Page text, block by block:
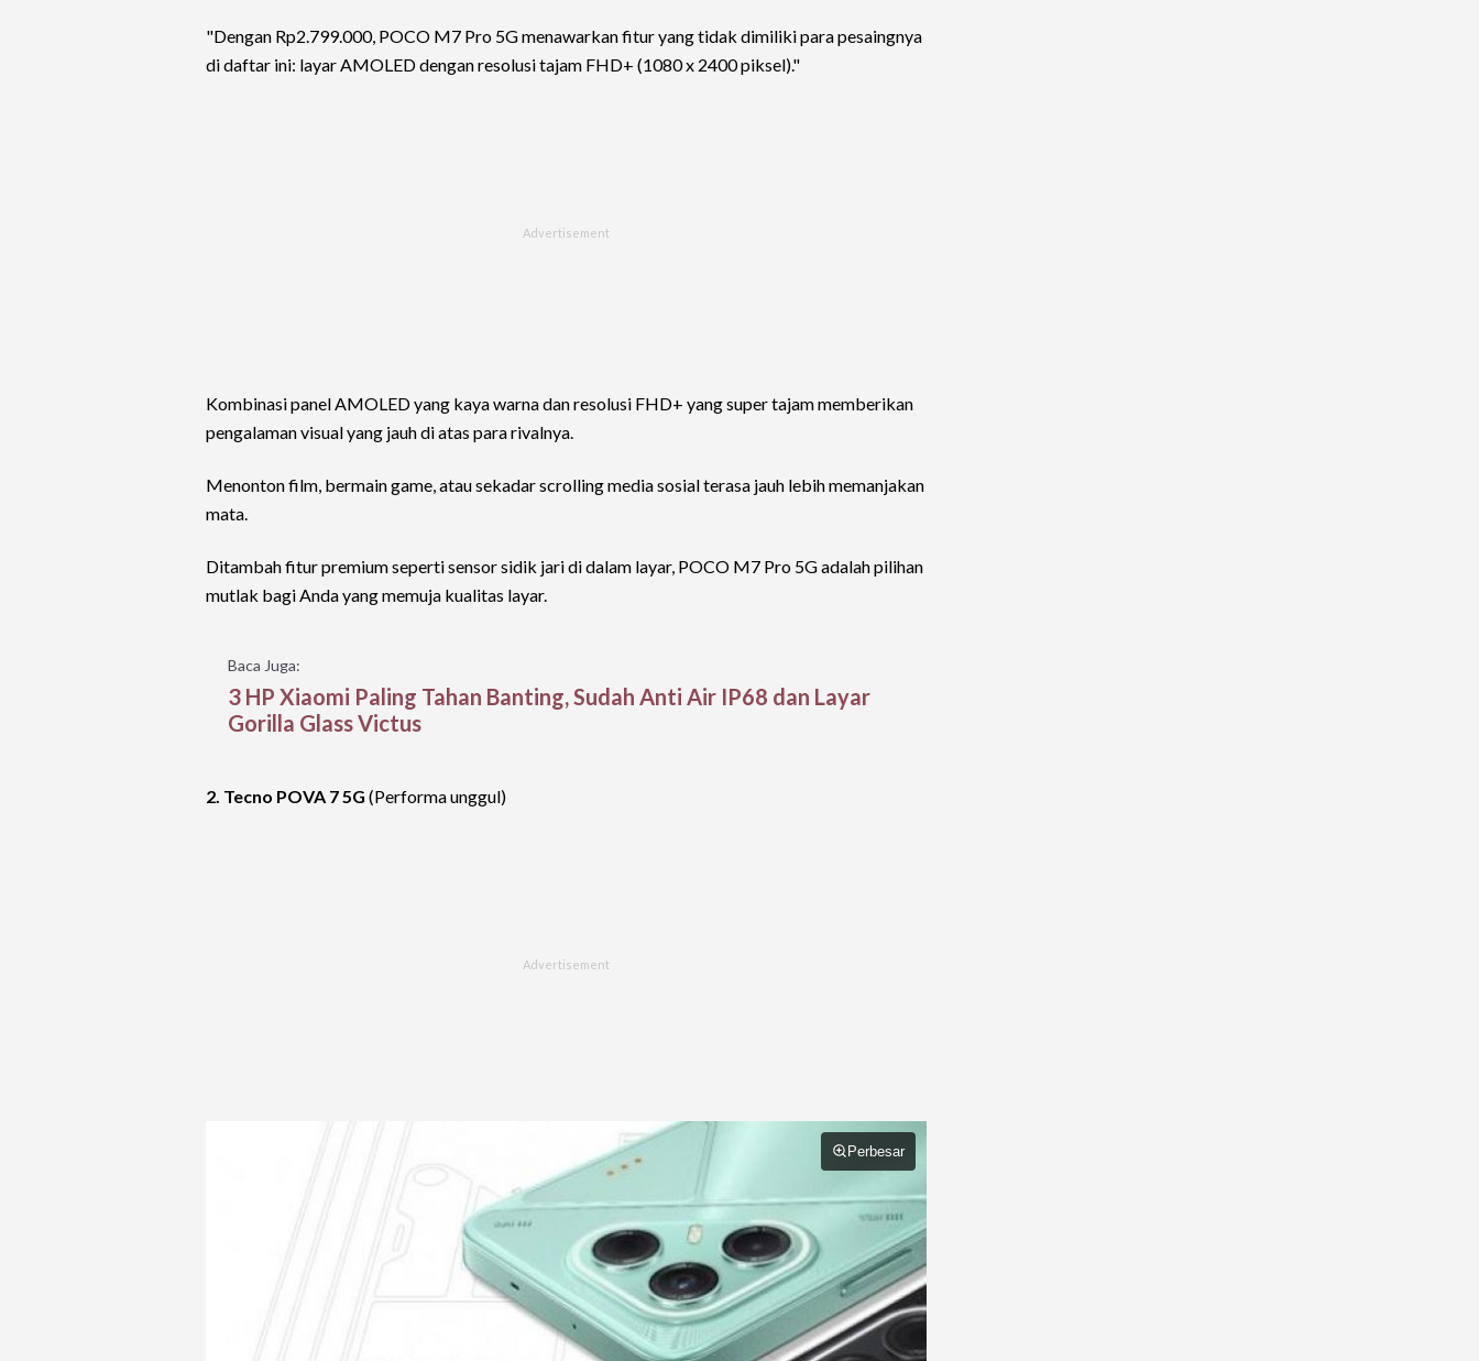
"Dengan Rp2.799.000, POCO M7 Pro 5G menawarkan fitur yang tidak dimiliki para pesaingnya
di daftar ini: layar AMOLED dengan resolusi tajam FHD+ (1080 x 2400 piksel)."
Kombinasi panel AMOLED yang kaya warna dan resolusi FHD+ yang super tajam memberikan
pengalaman visual yang jauh di atas para rivalnya.
Menonton film, bermain game, atau sekadar scrolling media sosial terasa jauh lebih memanjakan
mata.
Ditambah fitur premium seperti sensor sidik jari di dalam layar, POCO M7 Pro 5G adalah pilihan
mutlak bagi Anda yang memuja kualitas layar.
Baca Juga:
3 HP Xiaomi Paling Tahan Banting, Sudah Anti Air IP68 dan Layar
Gorilla Glass Victus
2. Tecno POVA 7 5G (Performa unggul)
Perbesar